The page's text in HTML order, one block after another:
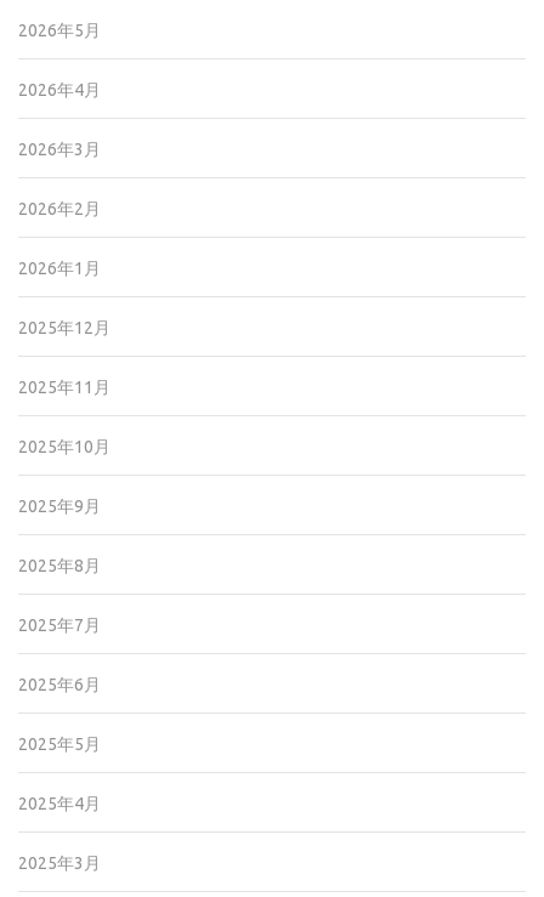
2026年5月
2026年4月
2026年3月
2026年2月
2026年1月
2025年12月
2025年11月
2025年10月
2025年9月
2025年8月
2025年7月
2025年6月
2025年5月
2025年4月
2025年3月